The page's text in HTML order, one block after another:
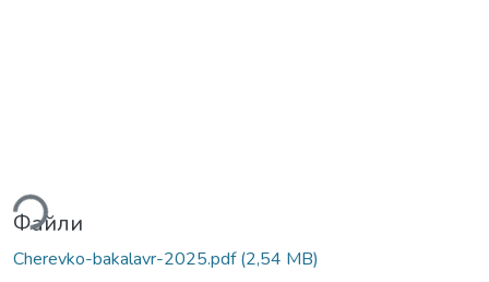
Файли
Cherevko-bakalavr-2025.pdf(2,54 MB)